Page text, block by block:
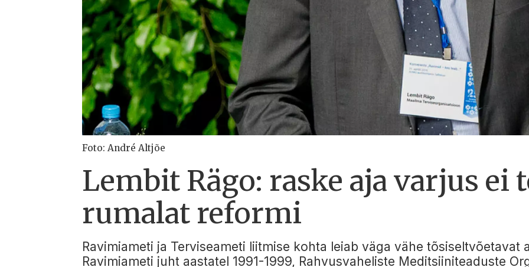
Foto: André Altjõe
Lembit Rägo: raske aja varjus ei
rumalat reformi
Ravimiameti ja Terviseameti liitmise kohta leiab väga vähe tõsiseltvõetavat
Ravimiameti juht aastatel 1991-1999, Rahvusvaheliste Meditsiiniteaduste